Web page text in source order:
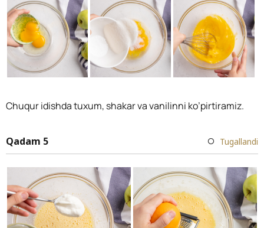
Chuqur idishda tuxum, shakar va vanilinni ko’pirtiramiz.
Qadam 5 Tugallandi